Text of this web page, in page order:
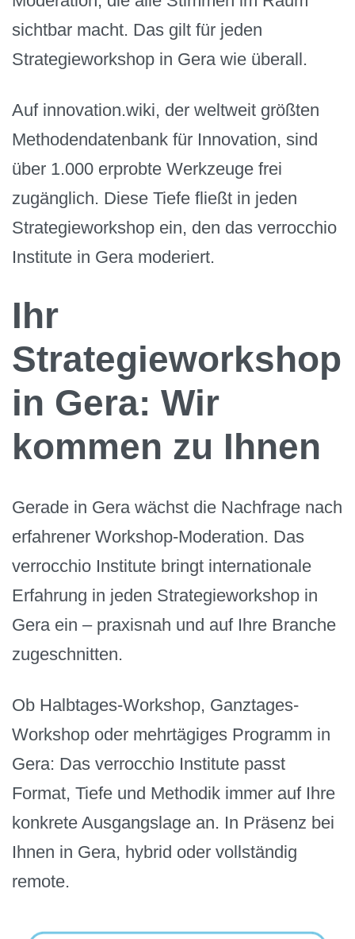
sichtbar macht. Das gilt für jeden
Strategieworkshop in Gera wie überall.
Auf innovation.wiki, der weltweit größten
Methodendatenbank für Innovation, sind
über 1.000 erprobte Werkzeuge frei
zugänglich. Diese Tiefe fließt in jeden
Strategieworkshop ein, den das verrocchio
Institute in Gera moderiert.
Ihr
Strategieworkshop
in Gera: Wir
kommen zu Ihnen
Gerade in Gera wächst die Nachfrage nach
erfahrener Workshop-Moderation. Das
verrocchio Institute bringt internationale
Erfahrung in jeden Strategieworkshop in
Gera ein – praxisnah und auf Ihre Branche
zugeschnitten.
Ob Halbtages-Workshop, Ganztages-
Workshop oder mehrtägiges Programm in
Gera: Das verrocchio Institute passt
Format, Tiefe und Methodik immer auf Ihre
konkrete Ausgangslage an. In Präsenz bei
Ihnen in Gera, hybrid oder vollständig
remote.